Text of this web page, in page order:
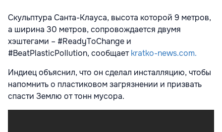
Скульптура Санта-Клауса, высота которой 9 метров,
а ширина 30 метров, сопровождается двумя
хэштегами – #ReadyToChange и
#BeatPlasticPollution, сообщаетkratko-news.com.
Индиец объяснил, что он сделал инсталляцию, чтобы
напомнить о пластиковом загрязнении и призвать
спасти Землю от тонн мусора.